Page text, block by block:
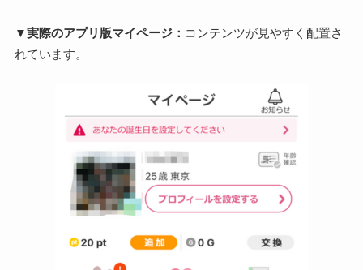
▼実際のアプリ版マイページ： コンテンツが見やすく配置さ
れています。